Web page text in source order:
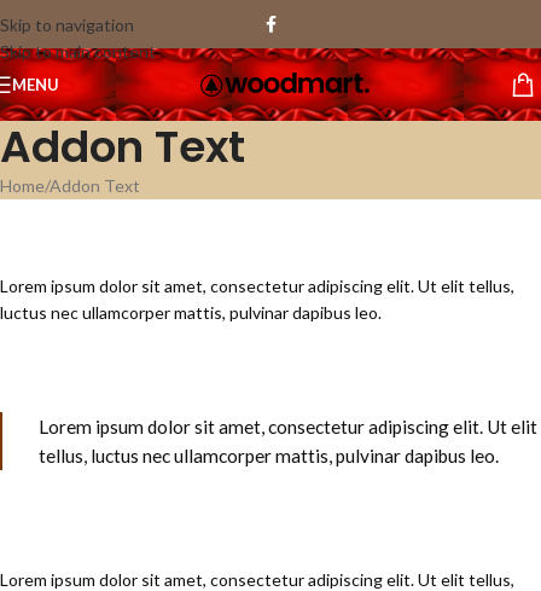
Skip to navigation
Skip to main content
MENU
Addon Text
Home Addon Text
Lorem ipsum dolor sit amet, consectetur adipiscing elit. Ut elit tellus,
luctus nec ullamcorper mattis, pulvinar dapibus leo.
Lorem ipsum dolor sit amet, consectetur adipiscing elit. Ut elit
tellus, luctus nec ullamcorper mattis, pulvinar dapibus leo.
Lorem ipsum dolor sit amet, consectetur adipiscing elit. Ut elit tellus,